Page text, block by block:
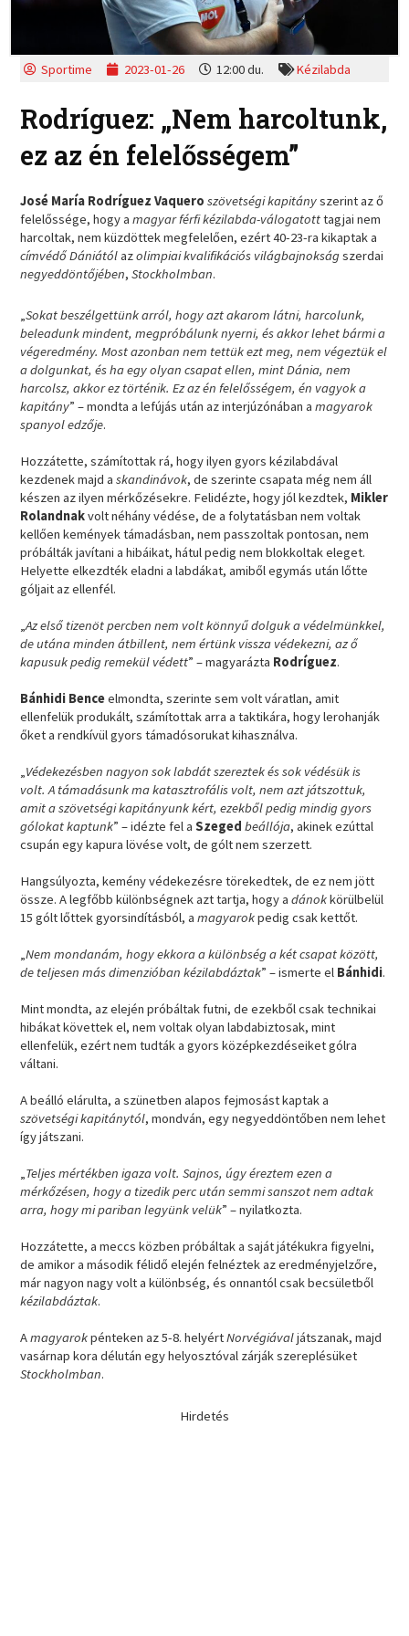
Sportime 2023-01-26 12:00 du. Kézilabda
Rodríguez: „Nem harcoltunk,
ez az én felelősségem”
José María Rodríguez Vaquero szövetségi kapitányszerint az ő
felelőssége, hogy amagyar férfi kézilabda-válogatotttagjai nem
harcoltak, nem küzdöttek megfelelően, ezért 40-23-ra kikaptak a
címvédő Dániátólazolimpiai kvalifikációs világbajnokságszerdai
negyeddöntőjében,Stockholmban.
„Sokat beszélgettünk arról, hogy azt akarom látni, harcolunk,
beleadunk mindent, megpróbálunk nyerni, és akkor lehet bármi a
végeredmény. Most azonban nem tettük ezt meg, nem végeztük el
a dolgunkat, és ha egy olyan csapat ellen, mint Dánia, nem
harcolsz, akkor ez történik. Ez az én felelősségem, én vagyok a
kapitány” – mondta a lefújás után az interjúzónában amagyarok
spanyol edzője.
Hozzátette, számítottak rá, hogy ilyen gyors kézilabdával
kezdenek majd askandinávok, de szerinte csapata még nem áll
készen az ilyen mérkőzésekre. Felidézte, hogy jól kezdtek, Mikler
Rolandnakvolt néhány védése, de a folytatásban nem voltak
kellően kemények támadásban, nem passzoltak pontosan, nem
próbálták javítani a hibáikat, hátul pedig nem blokkoltak eleget.
Helyette elkezdték eladni a labdákat, amiből egymás után lőtte
góljait az ellenfél.
„Az első tizenöt percben nem volt könnyű dolguk a védelmünkkel,
de utána minden átbillent, nem értünk vissza védekezni, az ő
kapusuk pedig remekül védett” – magyarázta Rodríguez.
Bánhidi Benceelmondta, szerinte sem volt váratlan, amit
ellenfelük produkált, számítottak arra a taktikára, hogy lerohanják
őket a rendkívül gyors támadósorukat kihasználva.
„Védekezésben nagyon sok labdát szereztek és sok védésük is
volt. A támadásunk ma katasztrofális volt, nem azt játszottuk,
amit a szövetségi kapitányunk kért, ezekből pedig mindig gyors
gólokat kaptunk” – idézte fel aSzegedbeállója, akinek ezúttal
csupán egy kapura lövése volt, de gólt nem szerzett.
Hangsúlyozta, kemény védekezésre törekedtek, de ez nem jött
össze. A legfőbb különbségnek azt tartja, hogy adánokkörülbelül
15 gólt lőttek gyorsindításból, amagyarokpedig csak kettőt.
„Nem mondanám, hogy ekkora a különbség a két csapat között,
de teljesen más dimenzióban kézilabdáztak” – ismerte el Bánhidi.
Mint mondta, az elején próbáltak futni, de ezekből csak technikai
hibákat követtek el, nem voltak olyan labdabiztosak, mint
ellenfelük, ezért nem tudták a gyors középkezdéseiket gólra
váltani.
A beálló elárulta, a szünetben alapos fejmosást kaptak a
szövetségi kapitánytól, mondván, egy negyeddöntőben nem lehet
így játszani.
„Teljes mértékben igaza volt. Sajnos, úgy éreztem ezen a
mérkőzésen, hogy a tizedik perc után semmi sanszot nem adtak
arra, hogy mi pariban legyünk velük” – nyilatkozta.
Hozzátette, a meccs közben próbáltak a saját játékukra figyelni,
de amikor a második félidő elején felnéztek az eredményjelzőre,
már nagyon nagy volt a különbség, és onnantól csak becsületből
kézilabdáztak.
Amagyarokpénteken az 5-8. helyértNorvégiávaljátszanak, majd
vasárnap kora délután egy helyosztóval zárják szereplésüket
Stockholmban.
Hirdetés